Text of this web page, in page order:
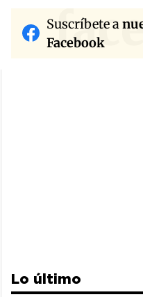
Suscríbete a
Facebook
Lo último